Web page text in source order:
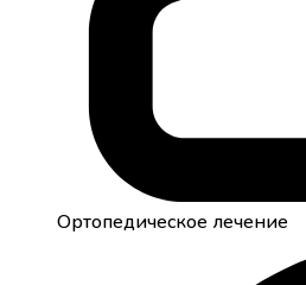
Ортопедическое лечение